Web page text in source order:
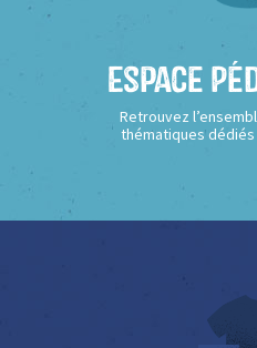
Espace
Retrouvez
thématiques dédiés